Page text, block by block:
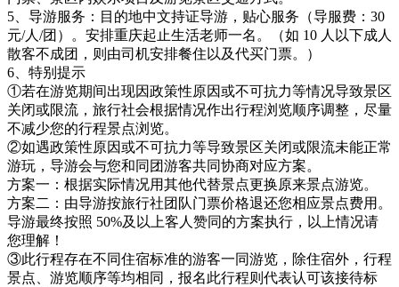
5、导游服务：目的地中文持证导游，贴心服务（导服费：30
元/人/团）。安排重庆起止生活老师一名。（如 10 人以下成人
散客不成团，则由司机安排餐住以及代买门票。）
6、特别提示
①若在游览期间出现因政策性原因或不可抗力等情况导致景区
关闭或限流，旅行社会根据情况作出行程浏览顺序调整，尽量
不减少您的行程景点浏览。
②如遇政策性原因或不可抗力等导致景区关闭或限流未能正常
游玩，导游会与您和同团游客共同协商对应方案。
方案一：根据实际情况用其他代替景点更换原来景点游览。
方案二：由导游按旅行社团队门票价格退还您相应景点费用。
导游最终按照 50%及以上客人赞同的方案执行，以上情况请
您理解！
③此行程存在不同住宿标准的游客一同游览，除住宿外，行程
景点、游览顺序等均相同，报名此行程则代表认可该接待标